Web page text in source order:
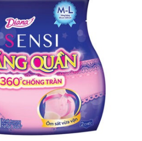
Mã giảm giá: